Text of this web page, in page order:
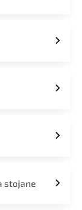
stojane